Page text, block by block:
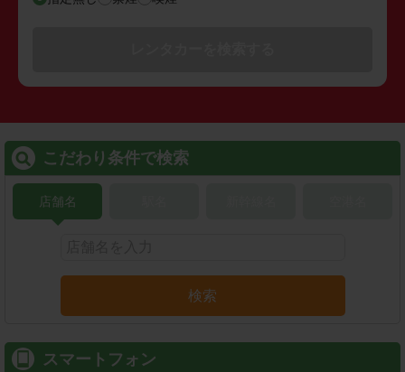
こだわり条件で検索
店舗名
検索
スマートフォン